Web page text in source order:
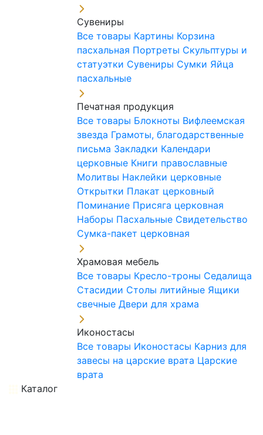
Сувениры
Все товары Картины Корзина
пасхальная Портреты Скульптуры и
статуэтки Сувениры Сумки Яйца
пасхальные
Печатная продукция
Все товары Блокноты Вифлеемская
звезда Грамоты, благодарственные
письма Закладки Календари
церковные Книги православные
Молитвы Наклейки церковные
Открытки Плакат церковный
Поминание Присяга церковная
Наборы Пасхальные Свидетельство
Сумка-пакет церковная
Храмовая мебель
Все товары Кресло-троны Седалища
Стасидии Столы литийные Ящики
свечные Двери для храма
Иконостасы
Все товары Иконостасы Карниз для
завесы на царские врата Царские
врата
Каталог